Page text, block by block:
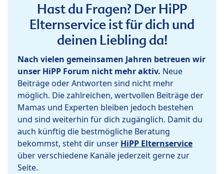
Hast du Fragen? Der HiPP
Elternservice ist für dich und
deinen Liebling da!
Nach vielen gemeinsamen Jahren betreuen wir
unser HiPP Forum nicht mehr aktiv. Neue
Beiträge oder Antworten sind nicht mehr
möglich. Die zahlreichen, wertvollen Beiträge der
Mamas und Experten bleiben jedoch bestehen
und sind weiterhin für dich zugänglich. Damit du
auch künftig die bestmögliche Beratung
bekommst, steht dir unser HiPP Elternservice
über verschiedene Kanäle jederzeit gerne zur
Seite.